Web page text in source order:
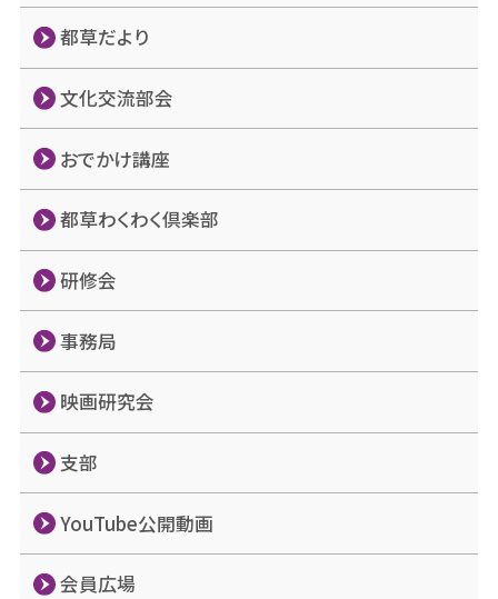
都草だより
文化交流部会
おでかけ講座
都草わくわく倶楽部
研修会
事務局
映画研究会
支部
YouTube公開動画
会員広場